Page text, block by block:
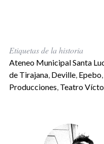
Etiquetas de la historia
Ateneo Municipal Santa
de Tirajana, Deville, Epebo,
Producciones, Teatro